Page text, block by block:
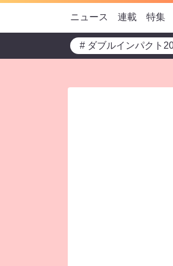
ニュース 連載 特集
# ダブルインパクト